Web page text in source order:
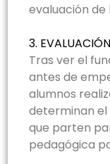
evaluación
3.
Tras ver el
antes de
alumnos
determinan el
que parten
pedagógica